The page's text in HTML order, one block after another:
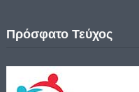
Πρόσφατο Τεύχος